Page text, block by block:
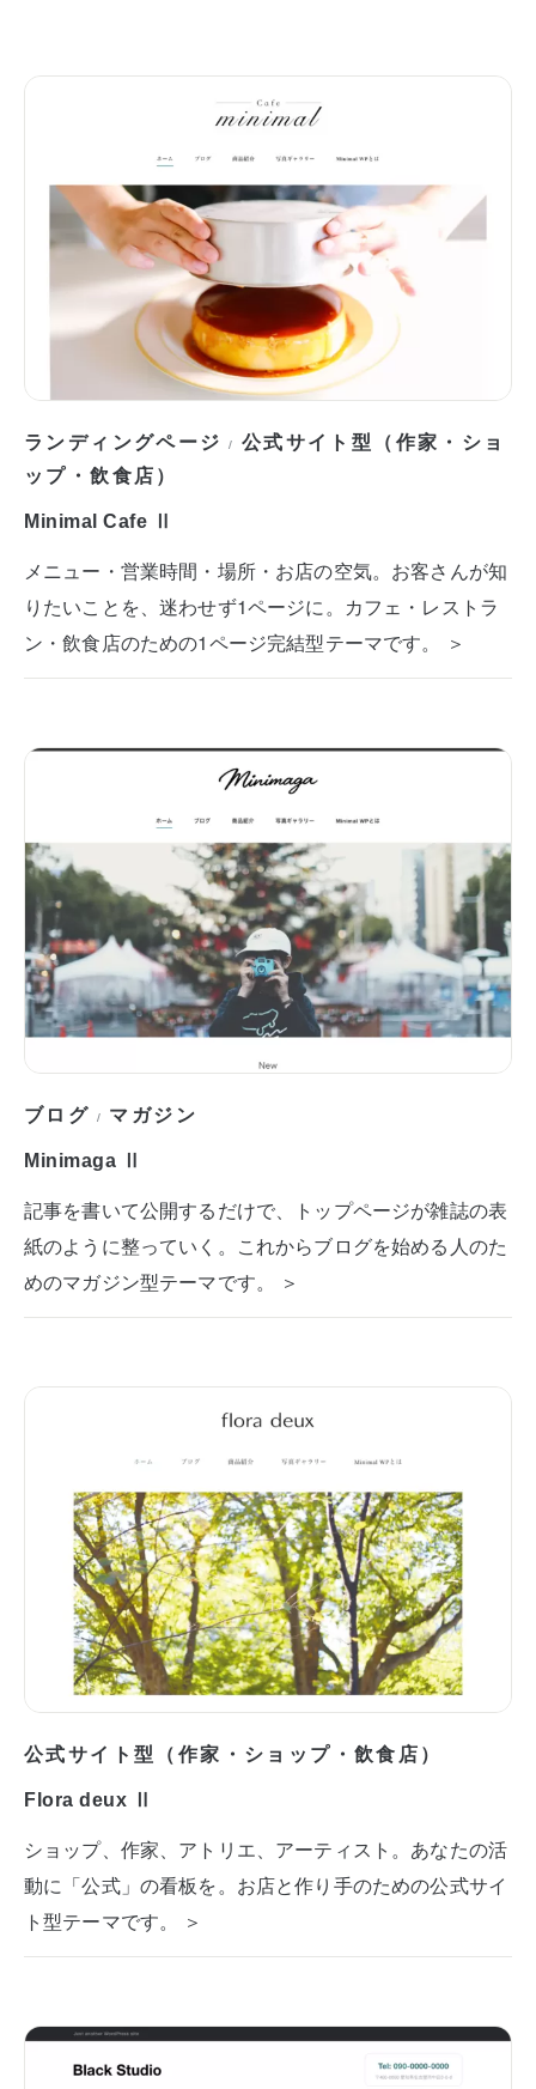
ランディングページ / 公式サイト型（作家・ショ
ップ・飲食店）
Minimal Cafe Ⅱ
メニュー・営業時間・場所・お店の空気。お客さんが知
りたいことを、迷わせず1ページに。カフェ・レストラ
ン・飲食店のための1ページ完結型テーマです。 ＞
ブログ / マガジン
Minimaga Ⅱ
記事を書いて公開するだけで、トップページが雑誌の表
紙のように整っていく。これからブログを始める人のた
めのマガジン型テーマです。 ＞
公式サイト型（作家・ショップ・飲食店）
Flora deux Ⅱ
ショップ、作家、アトリエ、アーティスト。あなたの活
動に「公式」の看板を。お店と作り手のための公式サイ
ト型テーマです。 ＞